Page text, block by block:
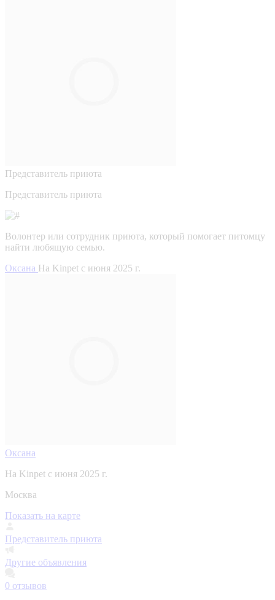
Представитель приюта
Представитель приюта
Волонтер или сотрудник приюта, который помогает питомцу
найти любящую семью.
Оксана На Kinpet c июня 2025 г.
Оксана
На Kinpet c июня 2025 г.
Москва
Показать на карте
Представитель приюта
Другие объявления
0 отзывов